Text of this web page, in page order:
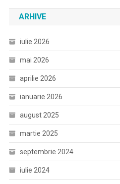
ARHIVE
iulie 2026
mai 2026
aprilie 2026
ianuarie 2026
august 2025
martie 2025
septembrie 2024
iulie 2024